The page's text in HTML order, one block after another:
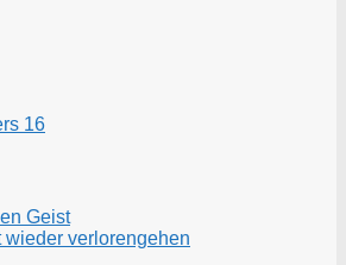
16
Geist
wieder verlorengehen